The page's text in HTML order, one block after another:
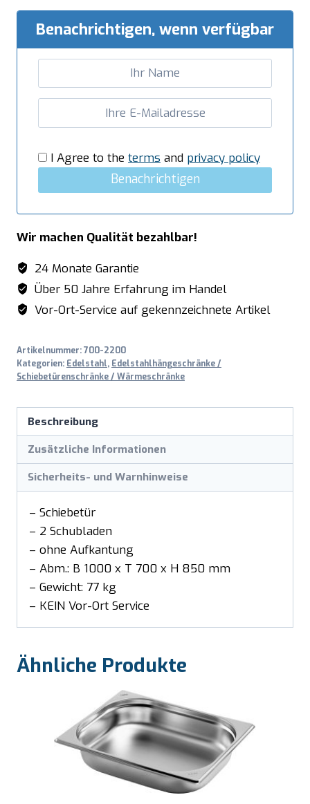
1000X700mm
Benachrichtigen, wenn verfügbar
I Agree to the terms and privacy policy
Benachrichtigen
Wir machen Qualität bezahlbar!
24 Monate Garantie
Über 50 Jahre Erfahrung im Handel
Vor-Ort-Service auf gekennzeichnete Artikel
Artikelnummer:700-2200
Kategorien: Edelstahl, Edelstahlhängeschränke /
Schiebetürenschränke / Wärmeschränke
Beschreibung
Zusätzliche Informationen
Sicherheits- und Warnhinweise
– Schiebetür
– 2 Schubladen
– ohne Aufkantung
– Abm.: B 1000 x T 700 x H 850 mm
– Gewicht: 77 kg
– KEIN Vor-Ort Service
Ähnliche Produkte